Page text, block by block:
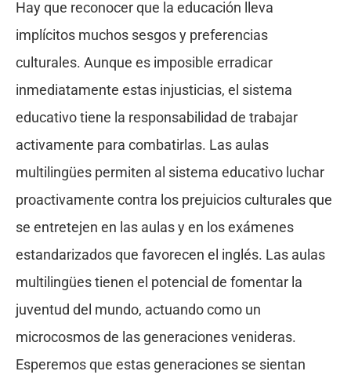
Hay que reconocer que la educación lleva
implícitos muchos sesgos y preferencias
culturales. Aunque es imposible erradicar
inmediatamente estas injusticias, el sistema
educativo tiene la responsabilidad de trabajar
activamente para combatirlas. Las aulas
multilingües permiten al sistema educativo luchar
proactivamente contra los prejuicios culturales que
se entretejen en las aulas y en los exámenes
estandarizados que favorecen el inglés. Las aulas
multilingües tienen el potencial de fomentar la
juventud del mundo, actuando como un
microcosmos de las generaciones venideras.
Esperemos que estas generaciones se sientan